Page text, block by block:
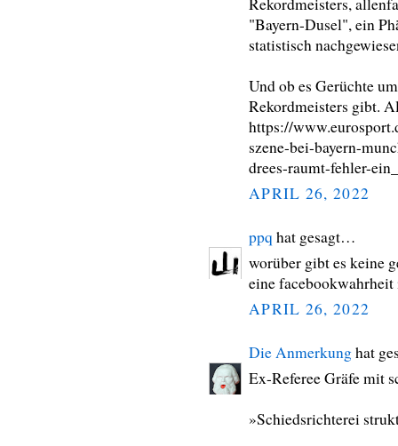
Rekordmeisters,
"Bayern-Dusel", ein
statistisch
Und ob es Gerüchte
Rekordmeisters gibt.
https://
szene-bei-bayern-
drees-raumt-fehler-
APRIL 26, 2022
ppq hat gesagt…
worüber gibt es keine
eine
APRIL 26, 2022
Die Anmerkunghat
Ex-Referee Gräfe mit
»Schiedsrichterei